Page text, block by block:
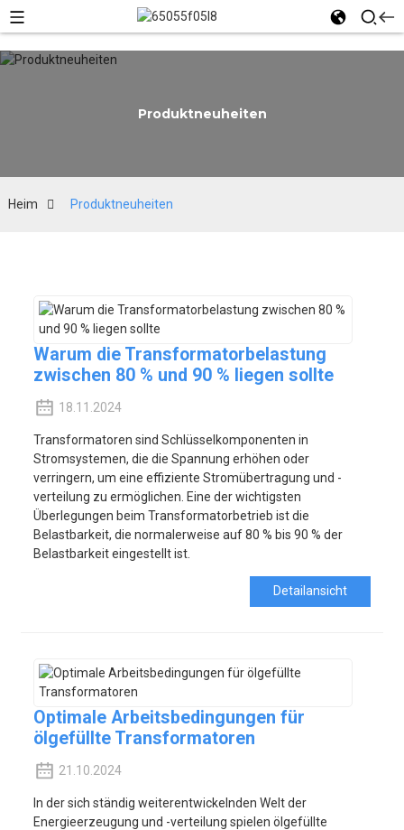
Produktneuheiten
Heim Produktneuheiten
Warum die Transformatorbelastung
zwischen 80 % und 90 % liegen sollte
18.11.2024
Transformatoren sind Schlüsselkomponenten in
Stromsystemen, die die Spannung erhöhen oder
verringern, um eine effiziente Stromübertragung und -
verteilung zu ermöglichen. Eine der wichtigsten
Überlegungen beim Transformatorbetrieb ist die
Belastbarkeit, die normalerweise auf 80 % bis 90 % der
Belastbarkeit eingestellt ist.
Detailansicht
Optimale Arbeitsbedingungen für
ölgefüllte Transformatoren
21.10.2024
In der sich ständig weiterentwickelnden Welt der
Energieerzeugung und -verteilung spielen ölgefüllte